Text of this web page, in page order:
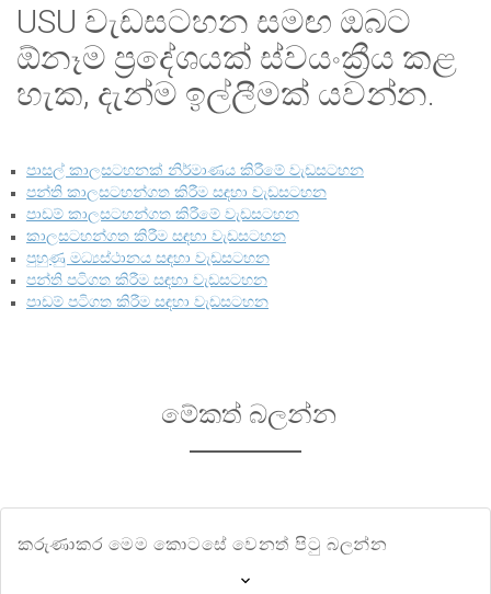
USU වැඩසටහන සමඟ ඔබට
ඕනෑම ප්‍රදේශයක් ස්වයංක්‍රීය කළ
හැක, දැන්ම ඉල්ලීමක් යවන්න.
පාසල් කාලසටහනක් නිර්මාණය කිරීමේ වැඩසටහන
පන්ති කාලසටහන්ගත කිරීම සඳහා වැඩසටහන
පාඩම් කාලසටහන්ගත කිරීමේ වැඩසටහන
කාලසටහන්ගත කිරීම සඳහා වැඩසටහන
පුහුණු මධ්‍යස්ථානය සඳහා වැඩසටහන
පන්ති පටිගත කිරීම සඳහා වැඩසටහන
පාඩම් පටිගත කිරීම සඳහා වැඩසටහන
මේකත් බලන්න
කරුණාකර මෙම කොටසේ වෙනත් පිටු බලන්න